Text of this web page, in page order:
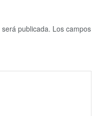
publicada. Los campos